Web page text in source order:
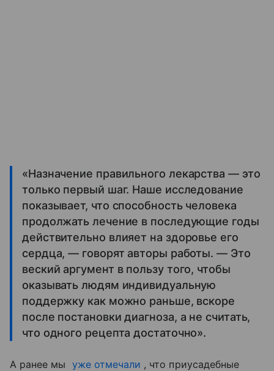
«Назначение правильного лекарства — это
только первый шаг. Наше исследование
показывает, что способность человека
продолжать лечение в последующие годы
действительно влияет на здоровье его
сердца, — говорят авторы работы. — Это
веский аргумент в пользу того, чтобы
оказывать людям индивидуальную
поддержку как можно раньше, вскоре
после постановки диагноза, а не считать,
что одного рецепта достаточно».
А ранее мы уже отмечали , что приусадебные